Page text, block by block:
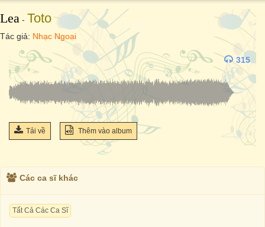
Lea - Toto
Tác giả: Nhạc Ngoại
315
Tải về Thêm vào album
Các ca sĩ khác
Tất Cả Các Ca Sĩ